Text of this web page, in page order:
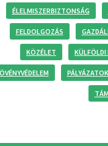
ÉLELMISZERBIZTONSÁG
FELDOLGOZÁS
KÖZÉLET KÜLFÖLDI
PÁLYÁZATOK